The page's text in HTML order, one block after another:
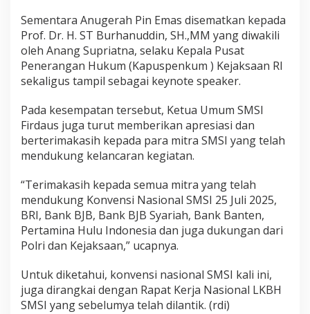
Sementara Anugerah Pin Emas disematkan kepada
Prof. Dr. H. ST Burhanuddin, SH.,MM yang diwakili
oleh Anang Supriatna, selaku Kepala Pusat
Penerangan Hukum (Kapuspenkum ) Kejaksaan RI
sekaligus tampil sebagai keynote speaker.
Pada kesempatan tersebut, Ketua Umum SMSI
Firdaus juga turut memberikan apresiasi dan
berterimakasih kepada para mitra SMSI yang telah
mendukung kelancaran kegiatan.
“Terimakasih kepada semua mitra yang telah
mendukung Konvensi Nasional SMSI 25 Juli 2025,
BRI, Bank BJB, Bank BJB Syariah, Bank Banten,
Pertamina Hulu Indonesia dan juga dukungan dari
Polri dan Kejaksaan,” ucapnya.
Untuk diketahui, konvensi nasional SMSI kali ini,
juga dirangkai dengan Rapat Kerja Nasional LKBH
SMSI yang sebelumya telah dilantik. (rdi)